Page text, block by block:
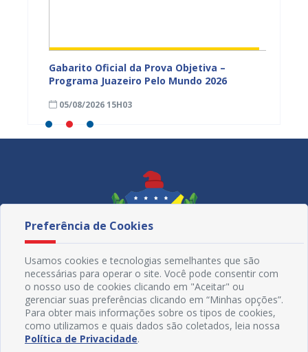
Gabarito Oficial da Prova Objetiva –
Programa Juazeiro Pelo Mundo 2026
05/08/2026 15H03
Redes Sociais
Preferência de Cookies
Usamos cookies e tecnologias semelhantes que são
necessárias para operar o site. Você pode consentir com
o nosso uso de cookies clicando em "Aceitar" ou
gerenciar suas preferências clicando em “Minhas opções”.
Para obter mais informações sobre os tipos de cookies,
como utilizamos e quais dados são coletados, leia nossa
Política de Privacidade.